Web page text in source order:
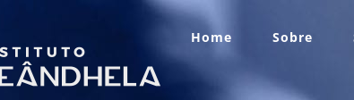
Home Sobre